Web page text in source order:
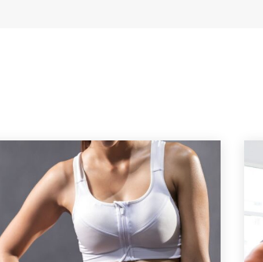
SELF FINDER
Βρες
Γιατρό &
SELF FINDER
Βρες
Γιατρό &